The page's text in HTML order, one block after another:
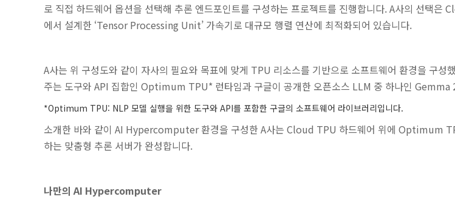
로 직접 하드웨어 옵션을 선택해 추론 엔드포인트를 구성하는 프로젝트를 진행합니다. A사의 선택
에서 설계한 ‘Tensor Processing Unit’ 가속기로 대규모 행렬 연산에 최적화되어 있습니다.
A사는 위 구성도와 같이 자사의 필요와 목표에 맞게 TPU 리소스를 기반으로 소프트웨어 환경을 구
주는 도구와 API 집합인 Optimum TPU* 런타임과 구글이 공개한 오픈소스 LLM 중 하나인 Gemma
*Optimum TPU: NLP 모델 실행을 위한 도구와 API를 포함한 구글의 소프트웨어 라이브러리입니다.
소개한 바와 같이 AI Hypercomputer 환경을 구성한 A사는 Cloud TPU 하드웨어 위에 Optimum
하는 맞춤형 추론 서버가 완성합니다.
나만의 AI Hypercomputer